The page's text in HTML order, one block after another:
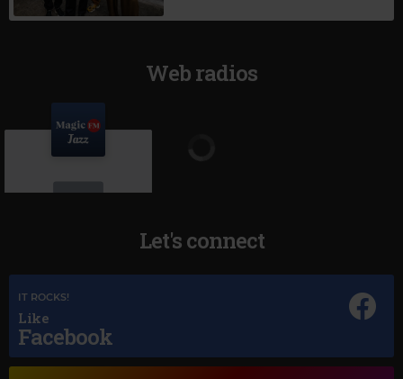
Web radios
Magic Jazz
OTIS REDDING
Let's connect
IT ROCKS!
Like
Facebook